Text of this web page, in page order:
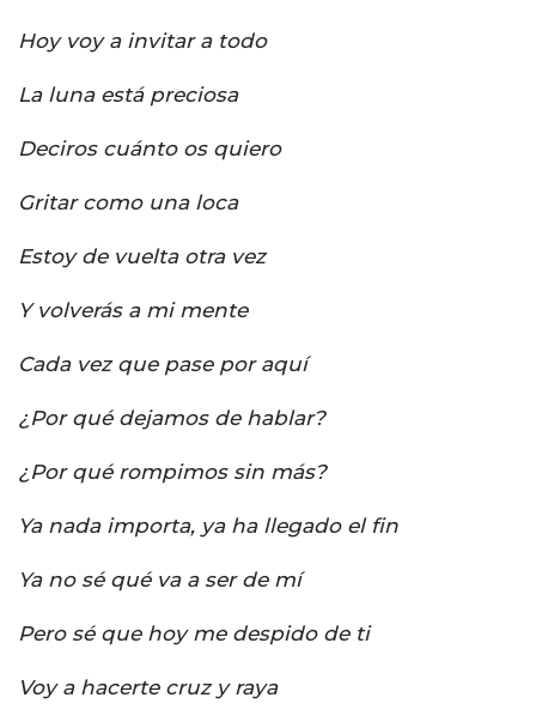
Hoy voy a invitar a todo
La luna está preciosa
Deciros cuánto os quiero
Gritar como una loca
Estoy de vuelta otra vez
Y volverás a mi mente
Cada vez que pase por aquí
¿Por qué dejamos de hablar?
¿Por qué rompimos sin más?
Ya nada importa, ya ha llegado el fin
Ya no sé qué va a ser de mí
Pero sé que hoy me despido de ti
Voy a hacerte cruz y raya